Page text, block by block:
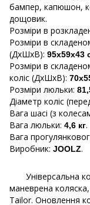
бампер, капюшон,
дощовик.
Розміри в
Розміри в
(ДхШхВ): 95х59х43
Розміри в
коліс (ДхШхВ):
Розміри люльки:
Діаметр коліс
Вага шасі (з
Вага люльки: 4,6 кг.
Вага
Виробник: JOOLZ.
Універсальна
маневрена коляска,
Tailor. Оновлення